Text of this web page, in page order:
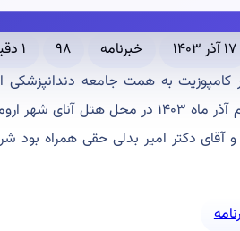
۱۷ آذر ۱۴۰۳ خبرنامه ۹۸ ۱ دقیقه مطالعه
کامپوزیت به همت جامعه
پانزدهم و شانزدهم آذر ماه ۱۴۰۳ در
و آقای دکتر امیر بدلی حقی همراه بود